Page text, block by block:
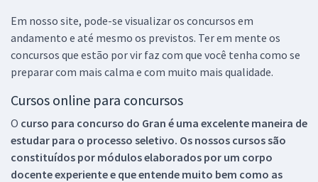
Em nosso site, pode-se visualizar os concursos em
andamento e até mesmo os previstos. Ter em mente os
concursos que estão por vir faz com que você tenha como se
preparar com mais calma e com muito mais qualidade.
Cursos online para concursos
O curso para concurso do Gran é uma excelente maneira de
estudar para o processo seletivo. Os nossos cursos são
constituídos por módulos elaborados por um corpo
docente experiente e que entende muito bem como as